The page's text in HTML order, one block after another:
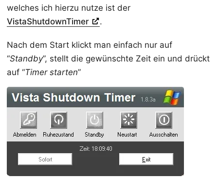
welches ich hierzu nutze ist der
VistaShutdownTimer
.
Nach dem Start klickt man einfach nur auf
“Standby”, stellt die gewünschte Zeit ein und drückt
auf “Timer starten”